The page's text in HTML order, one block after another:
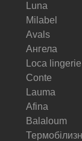
Luna
Milabel
Avals
Ангела
Loca lingerie
Conte
Lauma
Afina
Balaloum